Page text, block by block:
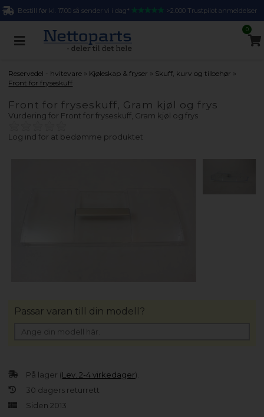
Bestill før kl. 17.00 så sender vi i dag* >2.000 Trustpilot anmeldelser
0
Reservedel - hvitevare » Kjøleskap & fryser » Skuff, kurv og tilbehør »
Front for fryseskuff
Front for fryseskuff, Gram kjøl og frys
Vurdering for Front for fryseskuff, Gram kjøl og frys
Log ind for at bedømme produktet
På lager (Lev. 2-4 virkedager).
30 dagers returrett
Siden 2013
Passar varan till din modell?